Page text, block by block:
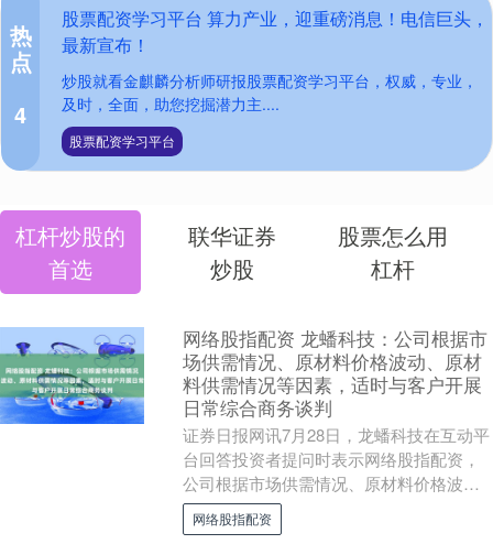
热
点
4
股票配资学习平台 算力产业，迎重磅消息！电信巨头，
最新宣布！
炒股就看金麒麟分析师研报股票配资学习平台，权威，专业，
及时，全面，助您挖掘潜力主....
股票配资学习平台
杠杆炒股的
首选
联华证券
炒股
股票怎么用
杠杆
网络股指配资 龙蟠科技：公司根据市
场供需情况、原材料价格波动、原材
料供需情况等因素，适时与客户开展
日常综合商务谈判
证券日报网讯7月28日，龙蟠科技在互动平
台回答投资者提问时表示网络股指配资，
公司根据市场供需情况、原材料价格波
动、原材料供需情况等因素，适时与客户
开展日常综合商....
网络股指配资